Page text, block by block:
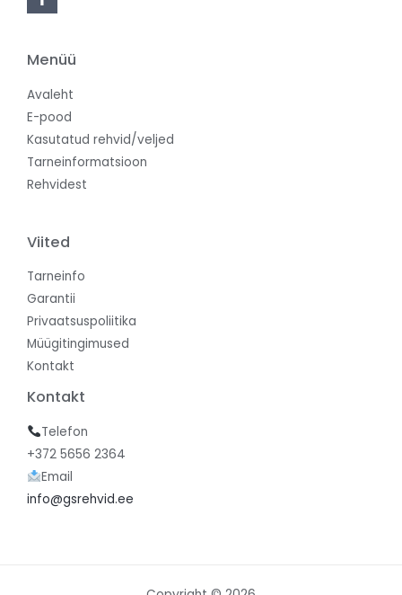
Menüü
Avaleht
E-pood
Kasutatud rehvid/veljed
Tarneinformatsioon
Rehvidest
Viited
Tarneinfo
Garantii
Privaatsuspoliitika
Müügitingimused
Kontakt
Kontakt
Telefon
+372 5656 2364
Email
info@gsrehvid.ee